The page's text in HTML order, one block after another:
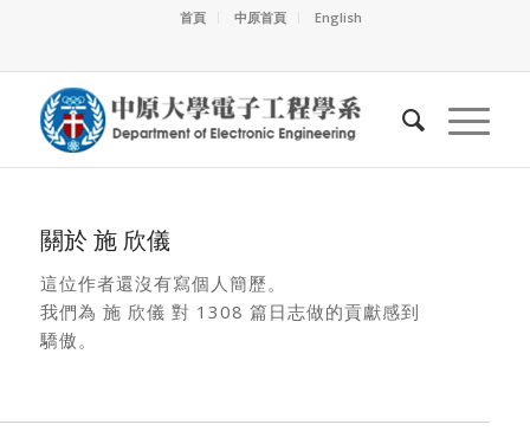
首頁 中原首頁 English
關於施 欣儀
這位作者還沒有寫個人簡歷。
我們為 施 欣儀 對 1308 篇日志做的貢獻感到
驕傲。